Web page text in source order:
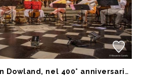
Omaggio a John Dowland, nel 400° anniversario della morte